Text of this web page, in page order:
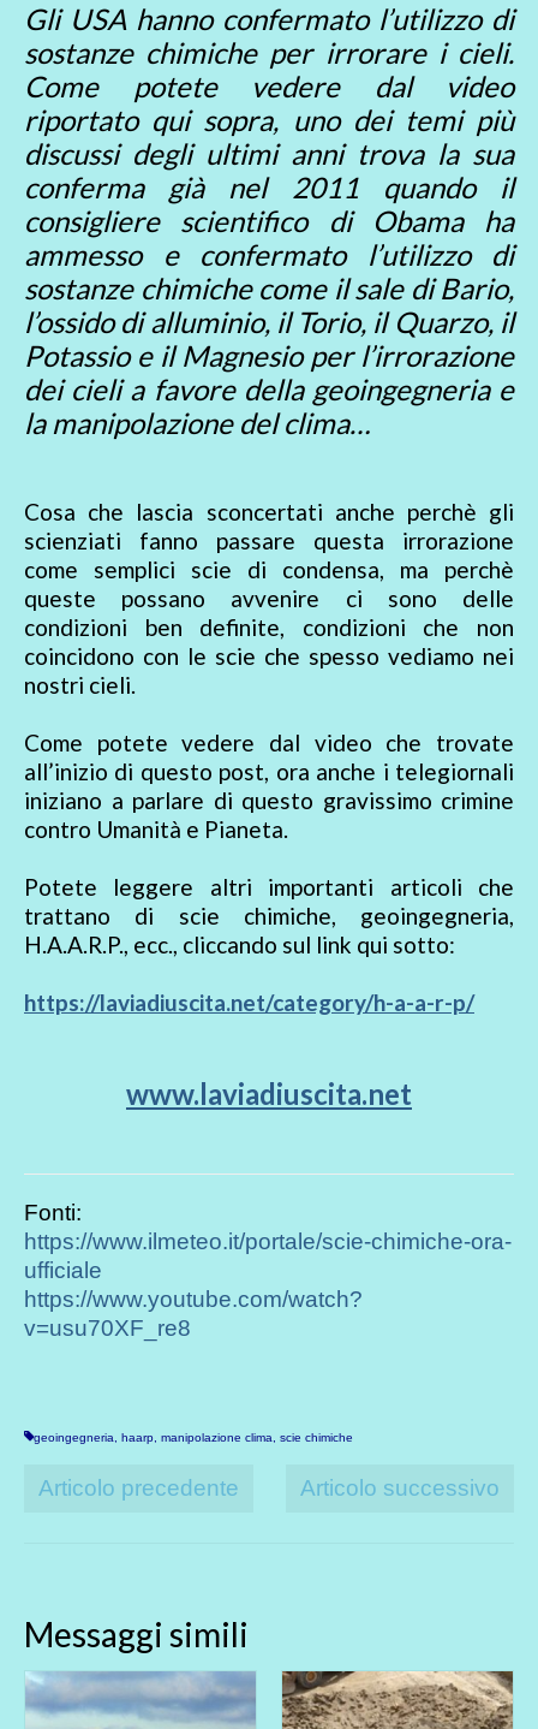
Gli USA hanno confermato l’utilizzo di
sostanze chimiche per irrorare i cieli.
Come potete vedere dal video
riportato qui sopra, uno dei temi più
discussi degli ultimi anni trova la sua
conferma già nel 2011 quando il
consigliere scientifico di Obama ha
ammesso e confermato l’utilizzo di
sostanze chimiche come il sale di Bario,
l’ossido di alluminio, il Torio, il Quarzo, il
Potassio e il Magnesio per l’irrorazione
dei cieli a favore della geoingegneria e
la manipolazione del clima…
Cosa che lascia sconcertati anche perchè gli
scienziati fanno passare questa irrorazione
come semplici scie di condensa, ma perchè
queste possano avvenire ci sono delle
condizioni ben definite, condizioni che non
coincidono con le scie che spesso vediamo nei
nostri cieli.
Come potete vedere dal video che trovate
all’inizio di questo post, ora anche i telegiornali
iniziano a parlare di questo gravissimo crimine
contro Umanità e Pianeta.
Potete leggere altri importanti articoli che
trattano di scie chimiche, geoingegneria,
H.A.A.R.P., ecc., cliccando sul link qui sotto:
https://laviadiuscita.net/category/h-a-a-r-p/
www.laviadiuscita.net
Fonti:
https://www.ilmeteo.it/portale/scie-chimiche-ora-
ufficiale
https://www.youtube.com/watch?
v=usu70XF_re8
geoingegneria, haarp, manipolazione clima, scie chimiche
Articolo precedente Articolo successivo
Messaggi simili